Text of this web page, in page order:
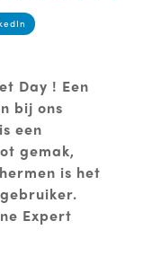
Day ! Een
bij ons
een
gemak,
is het
Expert